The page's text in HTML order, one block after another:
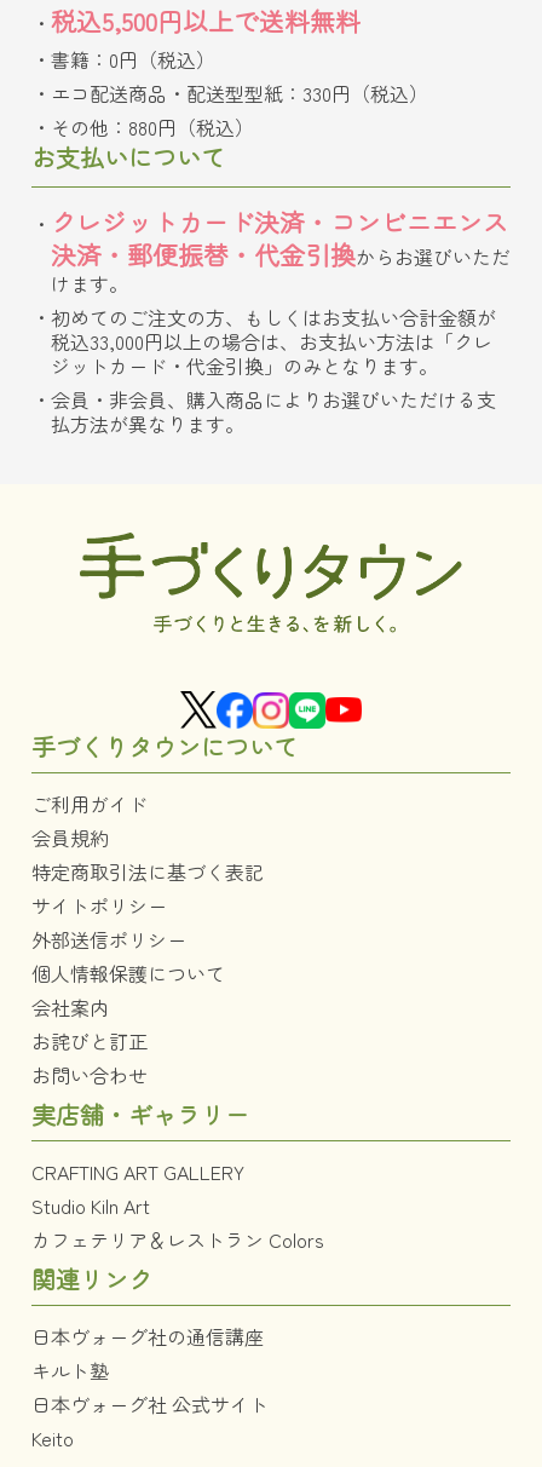
税込5,500円以上で送料無料
書籍：0円（税込）
エコ配送商品・配送型型紙：330円（税込）
その他：880円（税込）
お支払いについて
クレジットカード決済・コンビニエンス
決済・郵便振替・代金引換からお選びいただ
けます。
初めてのご注文の方、もしくはお支払い合計金額が
税込33,000円以上の場合は、お支払い方法は「クレ
ジットカード・代金引換」のみとなります。
会員・非会員、購入商品によりお選びいただける支
払方法が異なります。
手づくりタウンについて
ご利用ガイド
会員規約
特定商取引法に基づく表記
サイトポリシー
外部送信ポリシー
個人情報保護について
会社案内
お詫びと訂正
お問い合わせ
実店舗・ギャラリー
CRAFTING ART GALLERY
Studio Kiln Art
カフェテリア＆レストラン Colors
関連リンク
日本ヴォーグ社の通信講座
キルト塾
日本ヴォーグ社 公式サイト
Keito